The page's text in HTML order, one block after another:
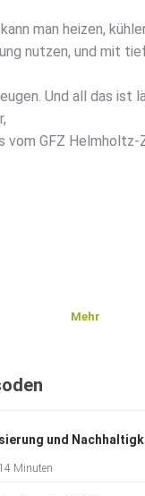
man heizen,
nutzen, und mit
Und all das ist
vom GFZ
Mehr
und
Minuten